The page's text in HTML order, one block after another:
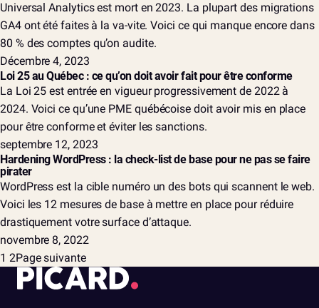
Universal Analytics est mort en 2023. La plupart des migrations
GA4 ont été faites à la va-vite. Voici ce qui manque encore dans
80 % des comptes qu’on audite.
Décembre 4, 2023
Loi 25 au Québec : ce qu’on doit avoir fait pour être conforme
La Loi 25 est entrée en vigueur progressivement de 2022 à
2024. Voici ce qu’une PME québécoise doit avoir mis en place
pour être conforme et éviter les sanctions.
septembre 12, 2023
Hardening WordPress : la check-list de base pour ne pas se faire
pirater
WordPress est la cible numéro un des bots qui scannent le web.
Voici les 12 mesures de base à mettre en place pour réduire
drastiquement votre surface d’attaque.
novembre 8, 2022
1 2Page suivante